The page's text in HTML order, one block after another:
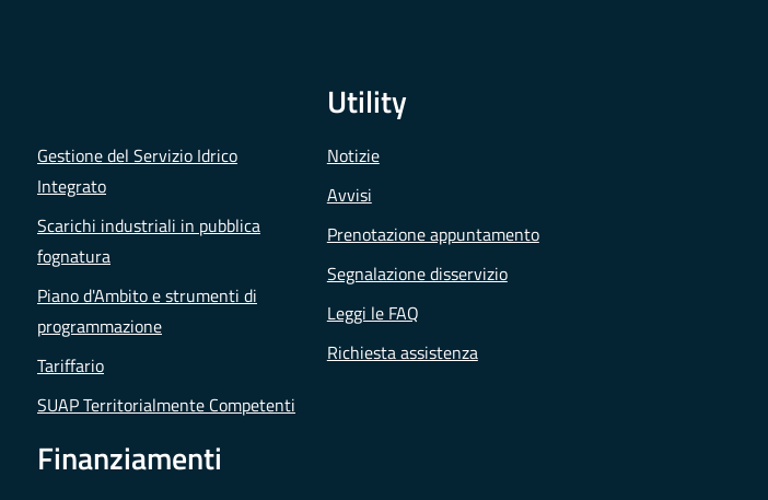
Gestione del Servizio Idrico
Integrato
Scarichi industriali in pubblica
fognatura
Piano d'Ambito e strumenti di
programmazione
Tariffario
SUAP Territorialmente Competenti
Finanziamenti
Utility
Notizie
Avvisi
Prenotazione appuntamento
Segnalazione disservizio
Leggi le FAQ
Richiesta assistenza